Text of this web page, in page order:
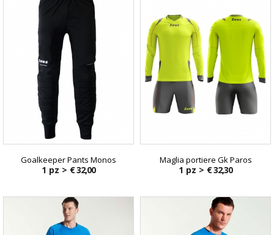
Goalkeeper Pants Monos
1 pz > € 32,00
Maglia portiere Gk Paros
1 pz > € 32,30